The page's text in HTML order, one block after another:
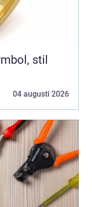
04 augusti 2026